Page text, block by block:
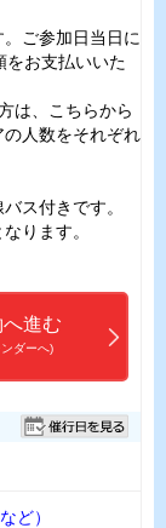
ご参加日当日に
をお支払いいた
は、こちらから
人数をそれぞれ
ス付きです。
ります。
進む
ダーへ)
ど）